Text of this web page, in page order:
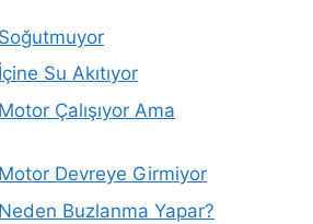
Su Akıtıyor
Çalışıyor Ama
Devreye Girmiyor
Buzlanma Yapar?